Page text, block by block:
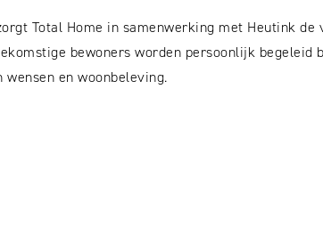
Total Home in samenwerking met Heutink
bewoners worden persoonlijk begeleid
en woonbeleving.